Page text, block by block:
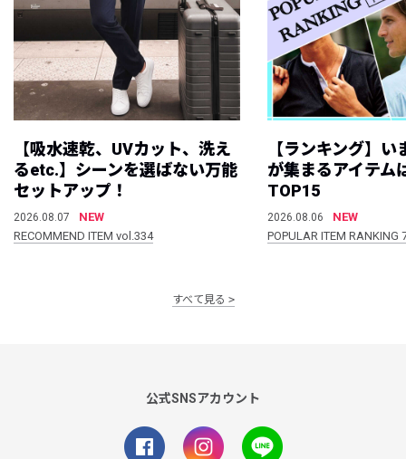
【吸水速乾、UVカット、洗え
るetc.】シーンを選ばない万能
セットアップ！
2026.08.07
NEW
RECOMMEND ITEM vol.334
【ランキング】
が集まるアイテム
TOP15
2026.08.06
NEW
POPULAR ITEM
すべて見る
公式SNSアカウント